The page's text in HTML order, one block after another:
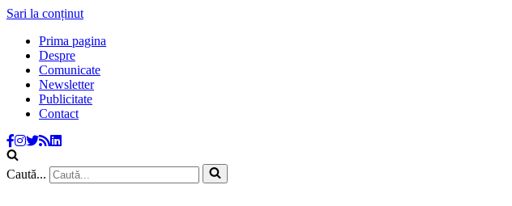
Sari la conținut
Prima pagina
Despre
Comunicate
Newsletter
Publicitate
Contact
Caută...